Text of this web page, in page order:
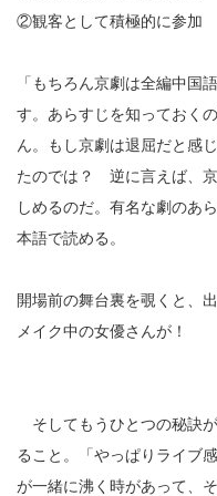
②観客として積極的に参加
「もちろん京劇は全編中国
す。あらすじを知っておく
ん。もし京劇は退屈だと感
たのでは？ 逆に言えば、
しめるのだ。有名な劇のあ
本語で読める。
開場前の舞台裏を覗くと、
メイク中の女優さんが！
そしてもうひとつの秘訣
ること。「やっぱりライブ
が一緒に沸く時があって、